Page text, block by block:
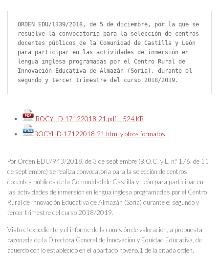
ORDEN EDU/1339/2018, de 5 de diciembre, por la que se
resuelve la convocatoria para la selección de centros
docentes públicos de la Comunidad de Castilla y León
para participar en las actividades de inmersión en
lengua inglesa programadas por el Centro Rural de
Innovación Educativa de Almazán (Soria), durante el
segundo y tercer trimestre del curso 2018/2019.
BOCYL-D-17122018-21.pdf – 524 KB
BOCYL-D-17122018-21.html y otros formatos
Por Orden EDU/943/2018, de 3 de septiembre (B.O.C. y L. n.º 176, de 11
de septiembre) se realiza convocatoria para la selección de centros
docentes públicos de la Comunidad de Castilla y León para participar en
las actividades de inmersión en lengua inglesa programadas por el Centro
Rural de Innovación Educativa de Almazán (Soria) durante el segundo y
tercer trimestre del curso 2018/2019.
Visto el expediente y el informe de la comisión de valoración, a propuesta
razonada de la Directora General de Innovación y Equidad Educativa, de
acuerdo con lo establecido en el apartado noveno.1 de la citada orden,